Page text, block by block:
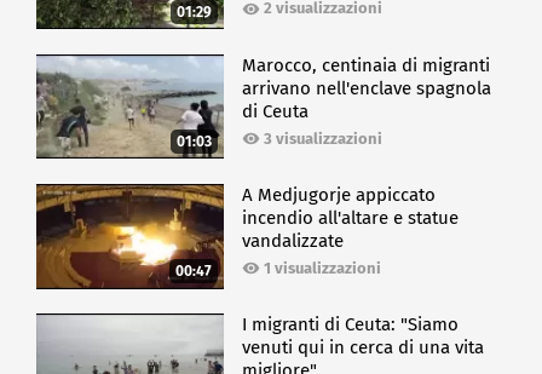
01:29 2 visualizzazioni
01:03
Marocco, centinaia di migranti
arrivano nell'enclave spagnola
di Ceuta
3 visualizzazioni
00:47
A Medjugorje appiccato
incendio all'altare e statue
vandalizzate
1 visualizzazioni
I migranti di Ceuta: "Siamo
venuti qui in cerca di una vita